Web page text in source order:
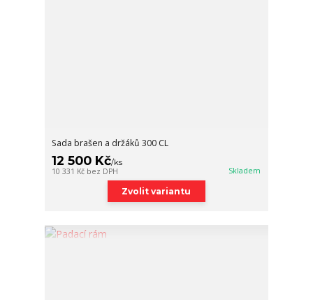
Sada brašen a držáků 300 CL
12 500 Kč/ks
10 331 Kč bez DPH Skladem
Zvolit variantu